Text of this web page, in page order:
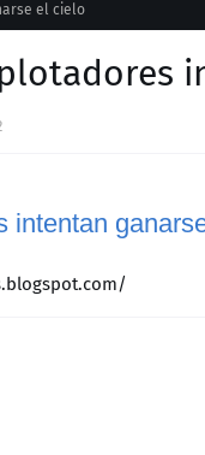
el cielo
intentan